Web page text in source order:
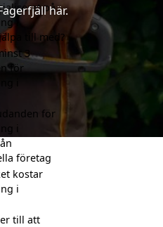
här.
på
i
till med?
3
för
för
i
företag
kostar
i
till att